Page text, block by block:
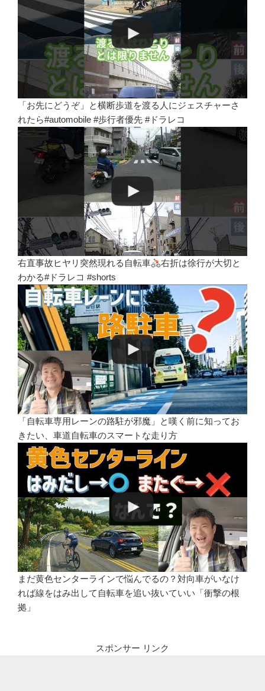
「お先にどうぞ」と横断歩道を渡る人にジェスチャーさ
れたら#automobile #歩行者優先 #ドラレコ
右直事故ヒヤリ突然現れる自転車
右折は徐行が大切と
わかる#ドラレコ #shorts
「自転車専用レーンの路駐が邪魔」と嘆く前に知ってお
きたい、車道自転車のスマートな走り方
まだ黄色センターラインで悩んでるの？対向車がいなけ
れば線をはみ出して自転車を追い抜いていい「衝撃の根
拠」
スポンサー リンク